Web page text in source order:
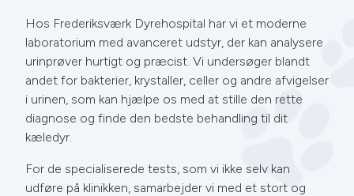
Hos Frederiksværk Dyrehospital har vi et moderne
laboratorium med avanceret udstyr, der kan analysere
urinprøver hurtigt og præcist. Vi undersøger blandt
andet for bakterier, krystaller, celler og andre afvigelser
i urinen, som kan hjælpe os med at stille den rette
diagnose og finde den bedste behandling til dit
kæledyr.
For de specialiserede tests, som vi ikke selv kan
udføre på klinikken, samarbejder vi med et stort og